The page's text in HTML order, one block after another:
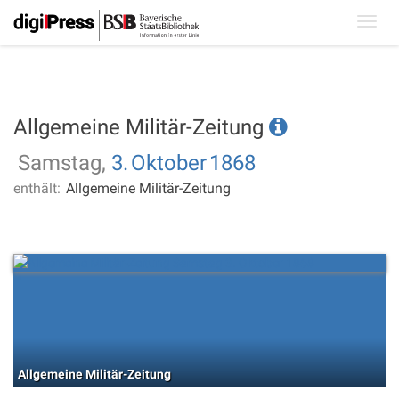
Allgemeine Militär-Zeitung
Samstag, 3.Oktober1868
enthält: Allgemeine Militär-Zeitung
Allgemeine Militär-Zeitung